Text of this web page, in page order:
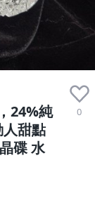
24%純
甜點
碟 水
0